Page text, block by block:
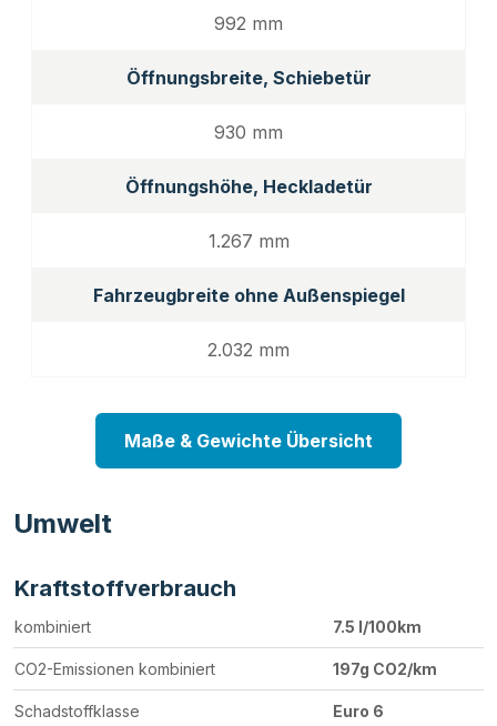
992 mm
Öffnungsbreite, Schiebetür
930 mm
Öffnungshöhe, Heckladetür
1.267 mm
Fahrzeugbreite ohne Außenspiegel
2.032 mm
Maße & Gewichte Übersicht
Umwelt
Kraftstoffverbrauch
kombiniert 7.5 l/100km
CO2-Emissionen kombiniert 197g CO2/km
Schadstoffklasse Euro 6